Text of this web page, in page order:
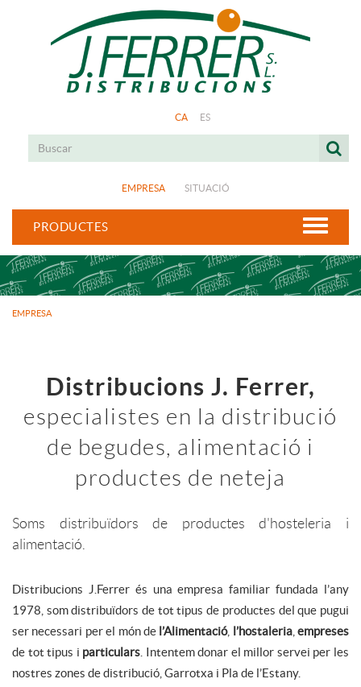
CA ES
EMPRESA SITUACIÓ
PRODUCTES
EMPRESA
Distribucions J. Ferrer,
especialistes en la distribució
de begudes, alimentació i
productes de neteja
Soms distribuïdors de productes d'hosteleria i
alimentació.
Distribucions J.Ferrer és una empresa familiar fundada l’any
1978, som distribuïdors de tot tipus de productes del que pugui
ser necessari per el món de l’Alimentació, l’hostaleria, empreses
de tot tipus i particulars . Intentem donar el millor servei per les
nostres zones de distribució, Garrotxa i Pla de l’Estany.